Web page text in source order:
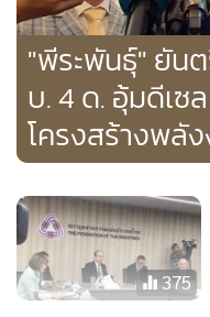
มาเลเซียเอาเงินงบประ
ปีเกือบ 4 แสนล้านบาทขอ
มาพยุงราคาแบบนี้ก็ไปได้
และมีการยกเลิกทำให้รา
นี้ราคาต่อลิตรก็เกือบ 30
จากน้ำมันเป็นของตัวเอง
เหลือประชาชนของเขา ข
ว่าการใช้เงินมาช่วยดูแลใ
"พีระพันธุ์" ยัน
บ. 4 ด. อุ้มดีเซ
โครงสร้างพลั
375